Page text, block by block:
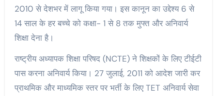
2010 से देशभर में लागू किया गया। इस कानून का उद्देश्य 6 से
14 साल के हर बच्चे को कक्षा- 1 से 8 तक मुफ्त और अनिवार्य
शिक्षा देना है।
राष्ट्रीय अध्यापक शिक्षा परिषद (NCTE) ने शिक्षकों के लिए टीईटी
पास करना अनिवार्य किया। 27 जुलाई, 2011 को आदेश जारी कर
प्राथमिक और माध्यमिक स्तर पर भर्ती के लिए TET अनिवार्य सेवा